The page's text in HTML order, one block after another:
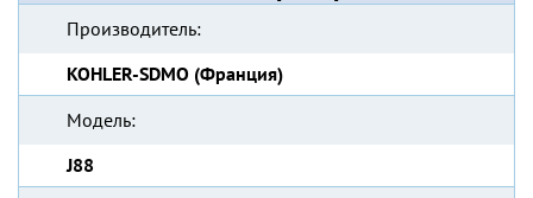
Производитель:
KOHLER-SDMO (Франция)
Модель:
J88